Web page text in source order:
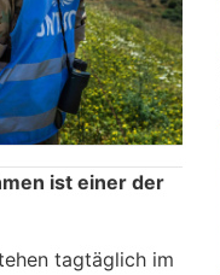
ist einer der
tagtäglich im